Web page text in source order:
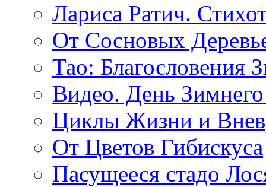
Лариса Ратич.
От Сосновых
Тао: Благословения
Видео. День
Циклы Жизни и
От Цветов Гибискуса
Пасущееся стадо